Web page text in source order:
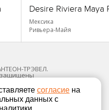
Мексика
Ривьера-Майя
ТРЭВЕЛ.
персональных
согласие на
данных с